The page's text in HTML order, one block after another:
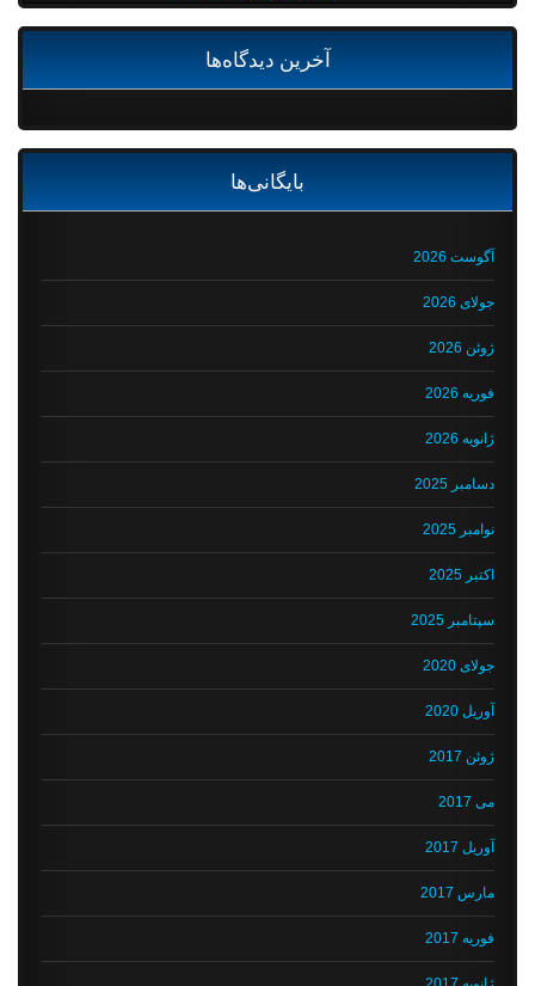
آخرین دیدگاه‌ها
بایگانی‌ها
آگوست 2026
جولای 2026
ژوئن 2026
فوریه 2026
ژانویه 2026
دسامبر 2025
نوامبر 2025
اکتبر 2025
سپتامبر 2025
جولای 2020
آوریل 2020
ژوئن 2017
می 2017
آوریل 2017
مارس 2017
فوریه 2017